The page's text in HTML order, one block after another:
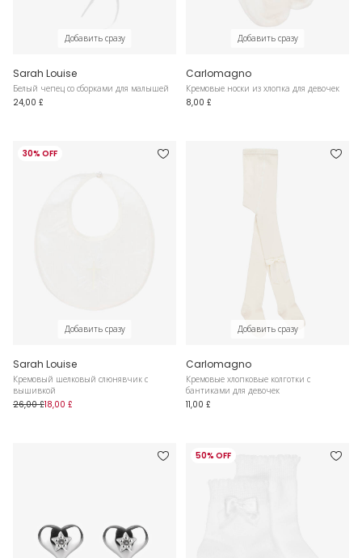
Добавить сразу
Sarah Louise
Белый чепец со сборками для малышей
24,00 £
Добавить сразу
Carlomagno
Кремовые носки из хлопка для девочек
8,00 £
30% OFF
Добавить сразу
Sarah Louise
Кремовый шелковый слюнявчик с
вышивкой
26,00 £18,00 £
Добавить сразу
Carlomagno
Кремовые хлопковые колготки с
бантиками для девочек
11,00 £
50% OFF